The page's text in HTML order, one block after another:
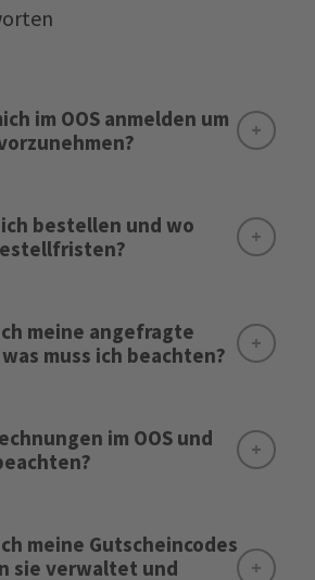
im OOS anmelden um
Login Seite
bestellen und wo
meine angefragte
muss ich beachten?
im OOS und
meine Gutscheincodes
sie verwaltet und